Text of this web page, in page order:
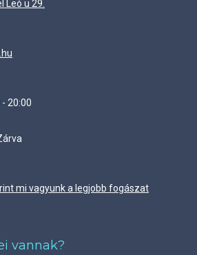
Leó u 29.
20:00
mi vagyunk a legjobb fogászat
vannak?